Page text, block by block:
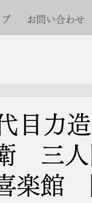
お問い合わせ
目力
三人
楽館